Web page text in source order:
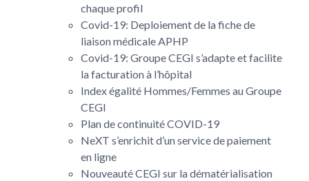
chaque profil
Covid-19: Deploiement de la fiche de
liaison médicale APHP
Covid-19: Groupe CEGI s’adapte et facilite
la facturation à l’hôpital
Index égalité Hommes/Femmes au Groupe
CEGI
Plan de continuité COVID-19
NeXT s’enrichit d’un service de paiement
en ligne
Nouveauté CEGI sur la dématérialisation